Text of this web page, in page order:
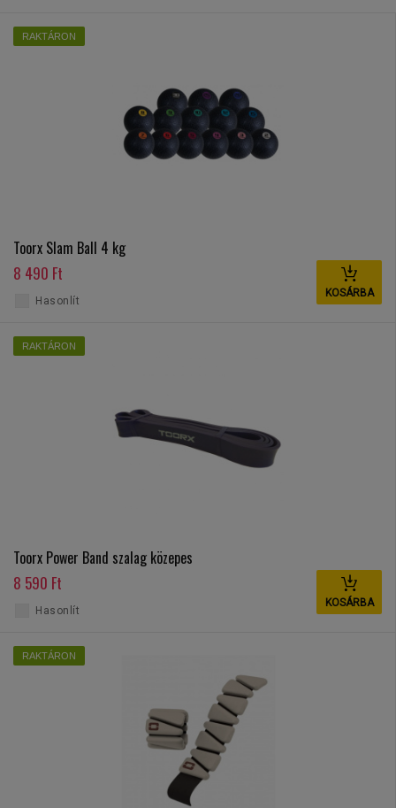
RAKTÁRON
Toorx Slam Ball 4 kg
8 490 Ft
KOSÁRBA
Hasonlít
RAKTÁRON
Toorx Power Band szalag közepes
8 590 Ft
KOSÁRBA
Hasonlít
RAKTÁRON